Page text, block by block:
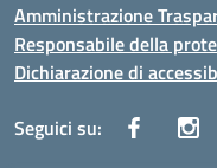
Amministrazione
Responsabile della
Dichiarazione di
Seguici su: